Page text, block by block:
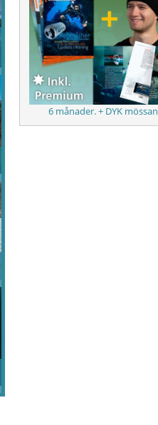
6 månader. + DYK mössan